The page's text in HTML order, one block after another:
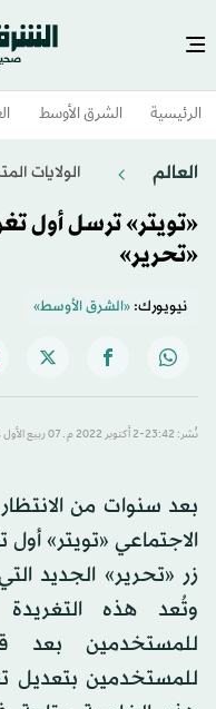
الرئيسية الشرق الأوسط​
العالم الولايات
«تويتر» ترسل أول
«تحرير»
نيويورك:«الشرق الأوسط»
نُشر: 23:42-2 أكتوبر 2022 م ـ 07 ربيع الأول 1444 هـ
بعد سنوات من
الاجتماعي «تويتر»
زر «تحرير» الجديد
وتُعد هذه
للمستخدمين بعد
للمستخدمين بتعديل